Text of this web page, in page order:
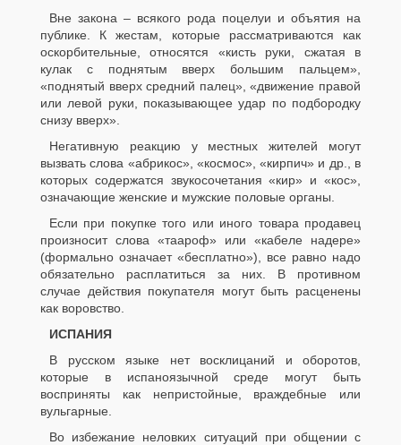
Вне закона – всякого рода поцелуи и объятия на
публике. К жестам, которые рассматриваются как
оскорбительные, относятся «кисть руки, сжатая в
кулак с поднятым вверх большим пальцем»,
«поднятый вверх средний палец», «движение правой
или левой руки, показывающее удар по подбородку
снизу вверх».
Негативную реакцию у местных жителей могут
вызвать слова «абрикос», «космос», «кирпич» и др., в
которых содержатся звукосочетания «кир» и «кос»,
означающие женские и мужские половые органы.
Если при покупке того или иного товара продавец
произносит слова «таароф» или «кабеле надере»
(формально означает «бесплатно»), все равно надо
обязательно расплатиться за них. В противном
случае действия покупателя могут быть расценены
как воровство.
ИСПАНИЯ
В русском языке нет восклицаний и оборотов,
которые в испаноязычной среде могут быть
восприняты как непристойные, враждебные или
вульгарные.
Во избежание неловких ситуаций при общении с